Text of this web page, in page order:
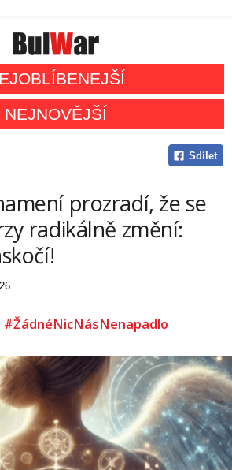
NEJNOVĚJŠÍ
Sdílet
prozradí, že se
radikálně změní:
#ŽádnéNicNásNenapadlo